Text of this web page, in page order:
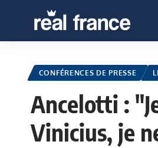
CONFÉRENCES DE PRESSE
Ancelotti :
Vinicius, je